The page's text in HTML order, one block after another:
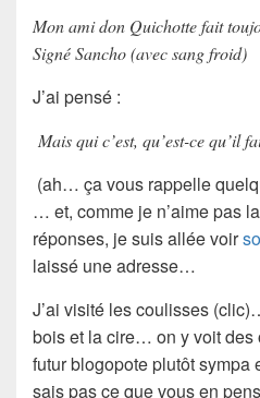
Mon ami don Quichotte fait
Signé Sancho (avec sang froid)
J’ai pensé :
Mais qui c’est, qu’est-ce qu’il
(ah… ça vous rappelle
… et, comme je n’aime pas
réponses, je suis allée voir
laissé une adresse…
J’ai visité les coulisses
bois et la cire… on y voit des
futur blogopote plutôt sympa
sais pas ce que vous en